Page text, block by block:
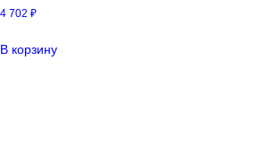
4 702 ₽
В корзину